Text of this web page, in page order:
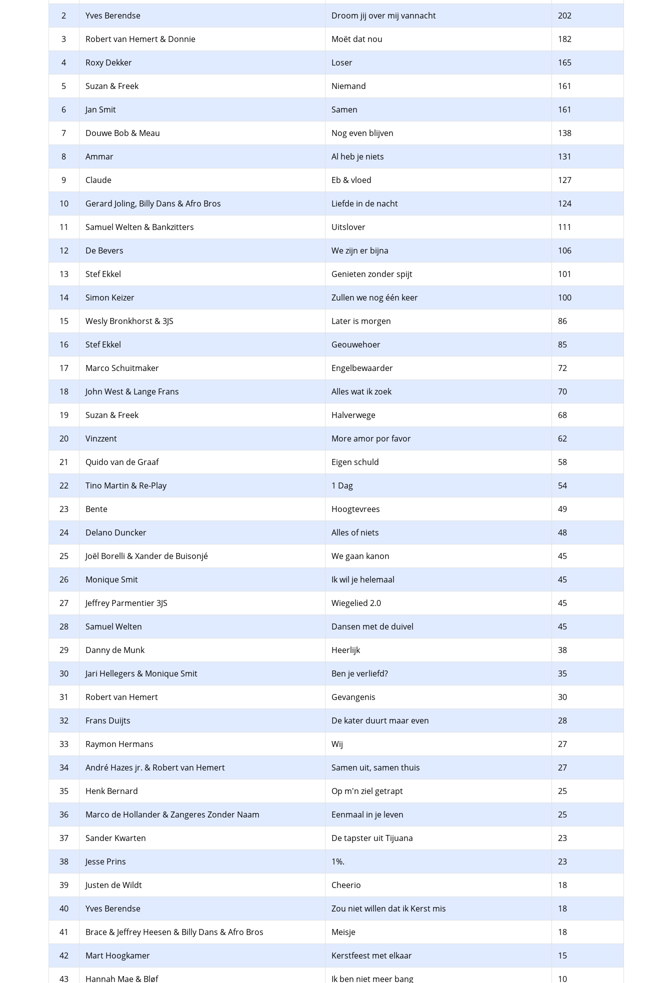
2 Yves Berendse Droom jij over mij vannacht 202
3 Robert van Hemert & Donnie Moët dat nou 182
4 Roxy Dekker Loser 165
5 Suzan & Freek Niemand 161
6 Jan Smit Samen 161
7 Douwe Bob & Meau Nog even blijven 138
8 Ammar Al heb je niets 131
9 Claude Eb & vloed 127
10 Gerard Joling, Billy Dans & Afro Bros Liefde in de nacht 124
11 Samuel Welten & Bankzitters Uitslover 111
12 De Bevers We zijn er bijna 106
13 Stef Ekkel Genieten zonder spijt 101
14 Simon Keizer Zullen we nog één keer 100
15 Wesly Bronkhorst & 3JS Later is morgen 86
16 Stef Ekkel Geouwehoer 85
17 Marco Schuitmaker Engelbewaarder 72
18 John West & Lange Frans Alles wat ik zoek 70
19 Suzan & Freek Halverwege 68
20 Vinzzent More amor por favor 62
21 Quido van de Graaf Eigen schuld 58
22 Tino Martin & Re-Play 1 Dag 54
23 Bente Hoogtevrees 49
24 Delano Duncker Alles of niets 48
25 Joël Borelli & Xander de Buisonjé We gaan kanon 45
26 Monique Smit Ik wil je helemaal 45
27 Jeffrey Parmentier 3JS Wiegelied 2.0 45
28 Samuel Welten Dansen met de duivel 45
29 Danny de Munk Heerlijk 38
30 Jari Hellegers & Monique Smit Ben je verliefd? 35
31 Robert van Hemert Gevangenis 30
32 Frans Duijts De kater duurt maar even 28
33 Raymon Hermans Wij 27
34 André Hazes jr. & Robert van Hemert Samen uit, samen thuis 27
35 Henk Bernard Op m'n ziel getrapt 25
36 Marco de Hollander & Zangeres Zonder Naam Eenmaal in je leven 25
37 Sander Kwarten De tapster uit Tijuana 23
38 Jesse Prins 1%. 23
39 Justen de Wildt Cheerio 18
40 Yves Berendse Zou niet willen dat ik Kerst mis 18
41 Brace & Jeffrey Heesen & Billy Dans & Afro Bros Meisje 18
42 Mart Hoogkamer Kerstfeest met elkaar 15
43 Hannah Mae & Bløf Ik ben niet meer bang 10